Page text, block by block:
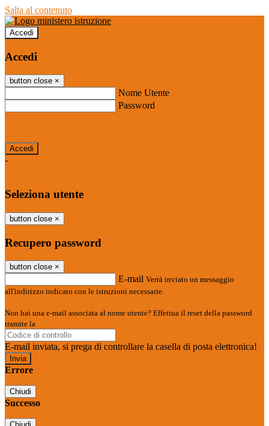
Salta al contenuto
Accedi
Accedi
button close ×
Nome Utente
Password
-
Seleziona utente
button close ×
Recupero password
button close ×
E-mail Verrà inviato un messaggio
all'indirizzo indicato con le istruzioni necessarie.
Non hai una e-mail associata al nome utente? Effettua il reset della password
tramite la
E-mail inviata, si prega di controllare la casella di posta elettronica!
Errore
Chiudi
Successo